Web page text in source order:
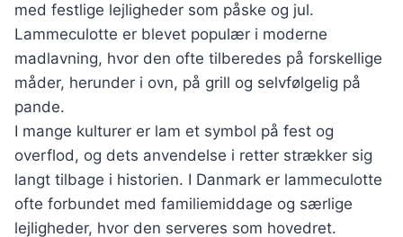
med festlige lejligheder som påske og jul.
Lammeculotte er blevet populær i moderne
madlavning, hvor den ofte tilberedes på forskellige
måder, herunder i ovn, på grill og selvfølgelig på
pande.
I mange kulturer er lam et symbol på fest og
overflod, og dets anvendelse i retter strækker sig
langt tilbage i historien. I Danmark er lammeculotte
ofte forbundet med familiemiddage og særlige
lejligheder, hvor den serveres som hovedret.